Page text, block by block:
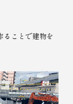
ることで建物を